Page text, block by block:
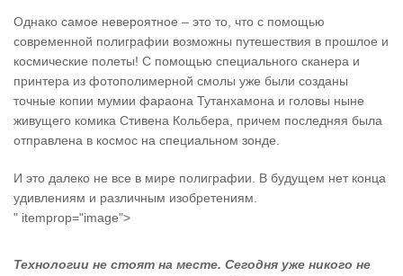
Однако самое невероятное – это то, что с помощью
современной полиграфии возможны путешествия в прошлое и
космические полеты! С помощью специального сканера и
принтера из фотополимерной смолы уже были созданы
точные копии мумии фараона Тутанхамона и головы ныне
живущего комика Стивена Кольбера, причем последняя была
отправлена в космос на специальном зонде.
И это далеко не все в мире полиграфии. В будущем нет конца
удивлениям и различным изобретениям.
" itemprop="image">
Технологии не стоят на месте. Сегодня уже никого не